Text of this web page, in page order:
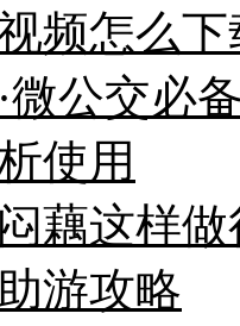
频怎么
微公交必
使用
藕这样
游攻略